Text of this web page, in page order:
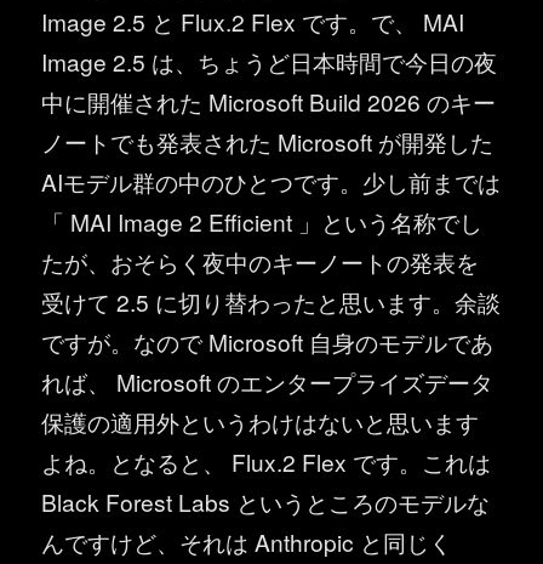
Image 2.5 と Flux.2 Flex です。で、 MAI
Image 2.5 は、ちょうど日本時間で今日の夜
中に開催された Microsoft Build 2026 のキー
ノートでも発表された Microsoft が開発した
AIモデル群の中のひとつです。少し前までは
「 MAI Image 2 Efficient 」という名称でし
たが、おそらく夜中のキーノートの発表を
受けて 2.5 に切り替わったと思います。余談
ですが。なので Microsoft 自身のモデルであ
れば、 Microsoft のエンタープライズデータ
保護の適用外というわけはないと思います
よね。となると、 Flux.2 Flex です。これは
Black Forest Labs というところのモデルな
んですけど、それは Anthropic と同じく